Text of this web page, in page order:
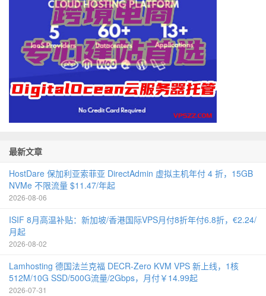
最新文章
HostDare 保加利亚索菲亚 DirectAdmin 虚拟主机年付 4 折，15GB
NVMe 不限流量 $11.47/年起
2026-08-06
ISIF 8月高温补贴：新加坡/香港国际VPS月付8折年付6.8折，€2.24/
月起
2026-08-02
Lamhosting 德国法兰克福 DECR-Zero KVM VPS 新上线，1核
512M/10G SSD/500G流量/2Gbps，月付￥14.99起
2026-07-31